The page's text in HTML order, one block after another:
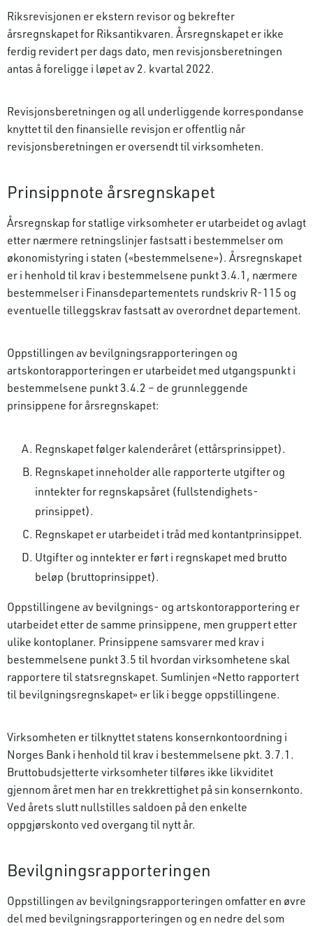
Riksrevisjonen er ekstern revisor og bekrefter
årsregnskapet for Riksantikvaren. Årsregnskapet er ikke
ferdig revidert per dags dato, men revisjons­beretningen
antas å foreligge i løpet av 2. kvartal 2022.
Revisjonsberetningen og all underliggende korrespondanse
knyttet til den finansielle revisjon er offentlig når
revisjonsberetningen er oversendt til virksomheten.
Prinsippnote årsregnskapet
Årsregnskap for statlige virksomheter er utarbeidet og avlagt
etter nærmere retningslinjer fastsatt i bestemmelser om
økonomistyring i staten («bestemmelsene»). Årsregnskapet
er i henhold til krav i bestemmelsene punkt 3.4.1, nærmere
bestemmelser i Finansdepartementets rundskriv R-115 og
eventuelle tilleggskrav fastsatt av overordnet departement.
Oppstillingen av bevilgningsrapporteringen og
artskontorapporteringen er utarbeidet med utgangspunkt i
bestemmelsene punkt 3.4.2 – de grunn­leggende
prinsippene for årsregnskapet:
Regnskapet følger kalenderåret (ettårsprinsippet).
Regnskapet inneholder alle rapporterte utgifter og
inntekter for regnskapsåret (fullstendighets­
prinsippet).
Regnskapet er utarbeidet i tråd med kontant­prinsippet.
Utgifter og inntekter er ført i regnskapet med brutto
beløp (bruttoprinsippet).
Oppstillingene av bevilgnings- og artskonto­rapportering er
utarbeidet etter de samme prinsippene, men gruppert etter
ulike kontoplaner. Prinsippene samsvarer med krav i
bestemmelsene punkt 3.5 til hvordan virksomhetene skal
rapportere til statsregnskapet. Sumlinjen «Netto rapportert
til bevilgningsregnskapet» er lik i begge oppstillingene.
Virksomheten er tilknyttet statens konsernkonto­ordning i
Norges Bank i henhold til krav i bestemmelsene pkt. 3.7.1.
Bruttobudsjetterte virksomheter tilføres ikke likviditet
gjennom året men har en trekkrettighet på sin konsernkonto.
Ved årets slutt nullstilles saldoen på den enkelte
oppgjørskonto ved overgang til nytt år.
Bevilgningsrapporteringen
Oppstillingen av bevilgningsrapporteringen omfatter en øvre
del med bevilgningsrapporteringen og en nedre del som